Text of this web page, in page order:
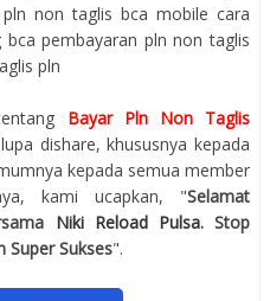
non taglis bca mobile cara
pembayaran pln non taglis
pln
Bayar Pln Non Taglis
dishare, khususnya kepada
kepada semua member
kami ucapkan, "Selamat
Niki Reload Pulsa. Stop
Super Sukses".